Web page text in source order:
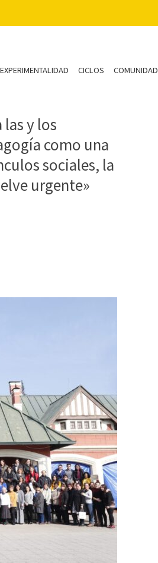
EXPERIMENTALIDAD CICLOS COMUNIDAD
las y los
como una
sociales, la
urgente»